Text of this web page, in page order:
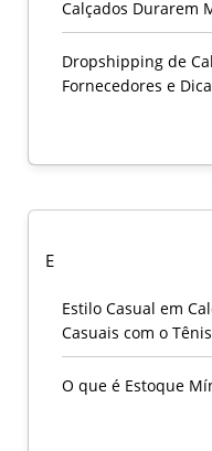
Calçados Durarem
Dropshipping de
Fornecedores e
E
Estilo Casual em
Casuais com o
O que é Estoque